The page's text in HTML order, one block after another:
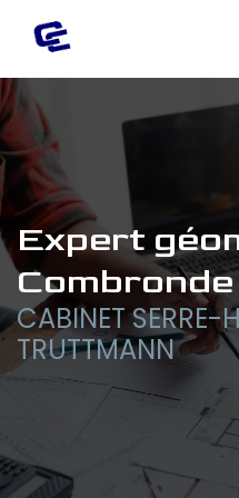
expert géomètre
Combronde
CABINET SERRE-HUBERT-
TRUTTMANN